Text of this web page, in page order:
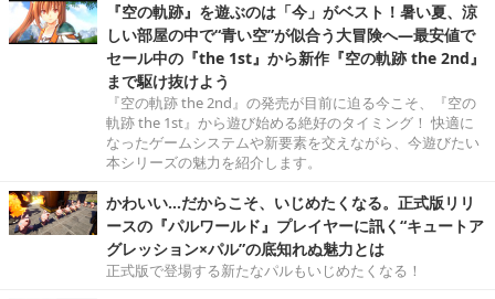
『空の軌跡』を遊ぶのは「今」がベスト！暑い夏、涼
しい部屋の中で“青い空”が似合う大冒険へ―最安値で
セール中の『the 1st』から新作『空の軌跡 the 2nd』
まで駆け抜けよう
『空の軌跡 the 2nd』の発売が目前に迫る今こそ、『空の
軌跡 the 1st』から遊び始める絶好のタイミング！ 快適に
なったゲームシステムや新要素を交えながら、今遊びたい
本シリーズの魅力を紹介します。
かわいい…だからこそ、いじめたくなる。正式版リリ
ースの『パルワールド』プレイヤーに訊く“キュートア
グレッション×パル”の底知れぬ魅力とは
正式版で登場する新たなパルもいじめたくなる！